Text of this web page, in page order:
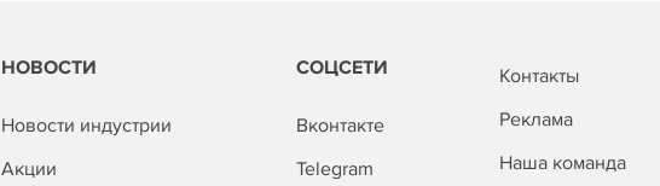
НОВОСТИ
Новости индустрии
Акции
СОЦСЕТИ
Вконтакте
Telegram
Контакты
Реклама
Наша команда